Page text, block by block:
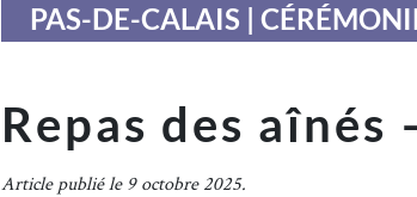
PAS-DE-CALAIS |
Repas des aînés
Article publié le 9 octobre 2025.